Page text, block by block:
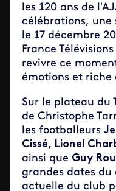
les 120 ans de
célébrations, une
le 17 décembre
France
revivre ce
émotions et riche
Sur le plateau du
de Christophe
les footballeurs
Cissé, Lionel
ainsi que Guy
grandes dates du
actuelle du club